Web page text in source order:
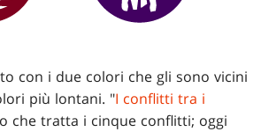
con i due colori che gli sono vicini
più lontani. "I conflitti tra i
che tratta i cinque conflitti; oggi